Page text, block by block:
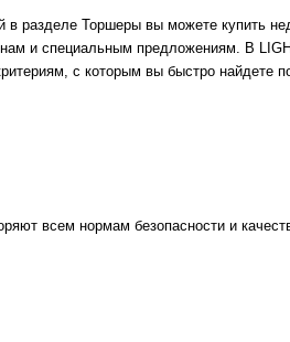
в разделе Торшеры вы можете купить
и специальным предложениям. В
с которым вы быстро найдете
всем нормам безопасности и